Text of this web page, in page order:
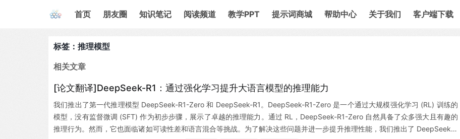
首页 朋友圈 知识笔记 阅读频道 教学PPT 提示词商城 帮助中心 关于我们 客户端下载
标签：推理模型
相关文章
[论文翻译]DeepSeek-R1：通过强化学习提升大语言模型的推理能力
我们推出了第一代推理模型 DeepSeek-R1-Zero 和 DeepSeek-R1。DeepSeek-R1-Zero 是一个通过大规模强化学习 (RL) 训练的
模型，没有监督微调 (SFT) 作为初步步骤，展示了卓越的推理能力。通过 RL，DeepSeek-R1-Zero 自然具备了众多强大且有趣的
推理行为。然而，它也面临诸如可读性差和语言混合等挑战。为了解决这些问题并进一步提升推理性能，我们推出了 DeepSeek-R